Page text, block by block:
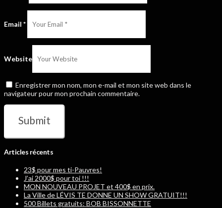
Email *
Website
Enregistrer mon nom, mon e-mail et mon site web dans le
navigateur pour mon prochain commentaire.
Articles récents
23$ pour mes ti-Pauvres!
J’ai 2000$ pour toi !!!
MON NOUVEAU PROJET et 400$ en prix.
La Ville de LÉVIS TE DONNE UN SHOW GRATUIT!!!
500 Billets gratuits: BOB BISSONNETTE